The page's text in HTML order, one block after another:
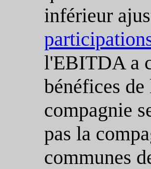
inférieur
l'EBITDA a
bénéfices
compagnie
pas la
communes